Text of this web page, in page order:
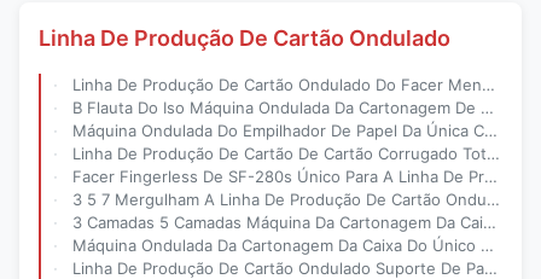
Linha De Produção De Cartão Ondulado
Linha De Produção De Cartão Ondulado Do Facer Menos Único Do Dedo Para O Papel 2ply
B Flauta Do Iso Máquina Ondulada Da Cartonagem De 5 Dobras Completamente Automática
Máquina Ondulada Do Empilhador De Papel Da Única Cara/Único Empilhador Da Placa Da Cara
Linha De Produção De Cartão De Cartão Corrugado Totalmente Automática
Facer Fingerless De SF-280s Único Para A Linha De Produção De Cartão Ondulado
3 5 7 Mergulham A Linha De Produção De Cartão Ondulado Semi Auto Equipamento
3 Camadas 5 Camadas Máquina Da Cartonagem Da Caixa De Papel De 7 Camadas Completamente Automática
Máquina Ondulada Da Cartonagem Da Caixa Do Único Facer De Sistema De Aquecimento De Vapor B Flauta
Linha De Produção De Cartão Ondulado Suporte De Papel Industrial Do Suporte De Rolo De Moinho Do Rolo Para A Planta Do Cartão Ondulado